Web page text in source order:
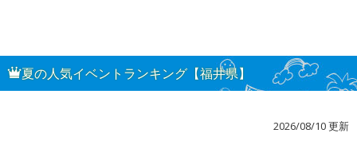
夏の人気イベントランキング【福井県】
2026/08/10 更新